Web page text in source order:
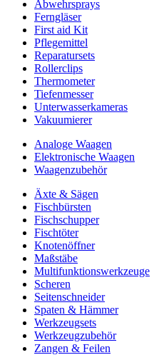
Abwehrsprays
Ferngläser
First aid Kit
Pflegemittel
Reparatursets
Rollerclips
Thermometer
Tiefenmesser
Unterwasserkameras
Vakuumierer
Analoge Waagen
Elektronische Waagen
Waagenzubehör
Äxte & Sägen
Fischbürsten
Fischschupper
Fischtöter
Knotenöffner
Maßstäbe
Multifunktionswerkzeuge
Scheren
Seitenschneider
Spaten & Hämmer
Werkzeugsets
Werkzeugzubehör
Zangen & Feilen